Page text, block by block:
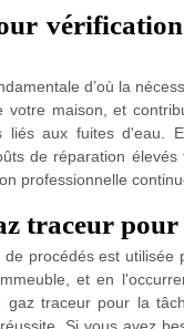
d’où la
votre maison, et
liés aux fuites d'eau.
de réparation
professionnelle
traceur pour
procédés est
et en
traceur pour la